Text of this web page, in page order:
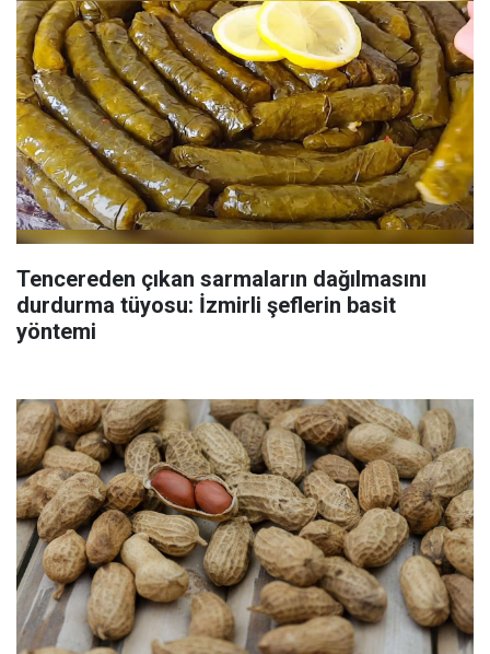
Tencereden çıkan sarmaların dağılmasını
durdurma tüyosu: İzmirli şeflerin basit
yöntemi